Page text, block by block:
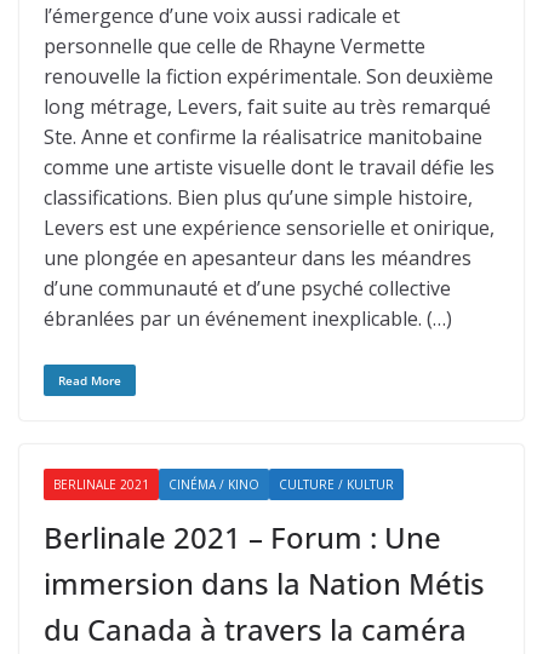
l’émergence d’une voix aussi radicale et
personnelle que celle de Rhayne Vermette
renouvelle la fiction expérimentale. Son deuxième
long métrage, Levers, fait suite au très remarqué
Ste. Anne et confirme la réalisatrice manitobaine
comme une artiste visuelle dont le travail défie les
classifications. Bien plus qu’une simple histoire,
Levers est une expérience sensorielle et onirique,
une plongée en apesanteur dans les méandres
d’une communauté et d’une psyché collective
ébranlées par un événement inexplicable. (…)
Read More
BERLINALE 2021 CINÉMA / KINO CULTURE / KULTUR
Berlinale 2021 – Forum : Une
immersion dans la Nation Métis
du Canada à travers la caméra